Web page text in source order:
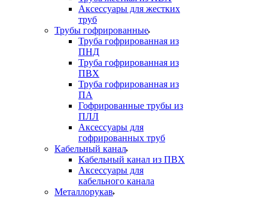
Аксессуары для жестких
труб
Трубы гофрированные
Труба гофрированная из
ПНД
Труба гофрированная из
ПВХ
Труба гофрированная из
ПА
Гофрированные трубы из
ПЛЛ
Аксессуары для
гофрированных труб
Кабельный канал
Кабельный канал из ПВХ
Аксессуары для
кабельного канала
Металлорукав